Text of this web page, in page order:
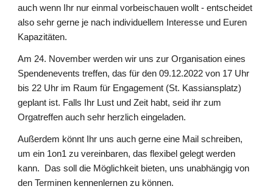
auch wenn Ihr nur einmal vorbeischauen wollt - entscheidet
also sehr gerne je nach individuellem Interesse und Euren
Kapazitäten.
Am 24. November werden wir uns zur Organisation eines
Spendenevents treffen, das für den 09.12.2022 von 17 Uhr
bis 22 Uhr im Raum für Engagement (St. Kassiansplatz)
geplant ist. Falls Ihr Lust und Zeit habt, seid ihr zum
Orgatreffen auch sehr herzlich eingeladen.
Außerdem könnt Ihr uns auch gerne eine Mail schreiben,
um ein 1on1 zu vereinbaren, das flexibel gelegt werden
kann. Das soll die Möglichkeit bieten, uns unabhängig von
den Terminen kennenlernen zu können.